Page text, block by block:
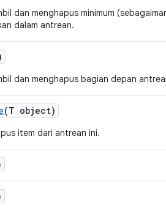
dan menghapus minimum
dalam antrean.
dan menghapus bagian depan
(T object)
item dari antrean ini.